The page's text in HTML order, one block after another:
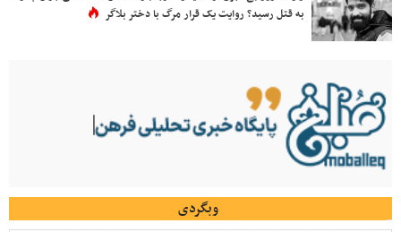
به قتل رسید؟ روایت یک قرار مرگ با دختر بلاگر
وبگردی